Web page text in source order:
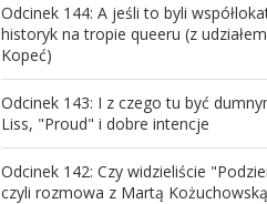
Odcinek 144: A jeśli to byli
historyk na tropie queeru (z
Kopeć)
Odcinek 143: I z czego tu być
Liss, "Proud" i dobre intencje
Odcinek 142: Czy widzieliście
czyli rozmowa z Martą